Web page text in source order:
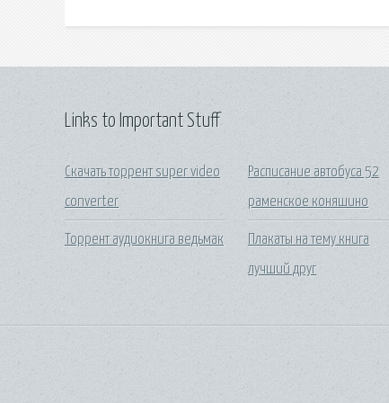
Links to Important Stuff
Скачать торрент super video
converter
Торрент аудиокнига ведьмак
Расписание автобуса 52
раменское коняшино
Плакаты на тему книга
лучший друг